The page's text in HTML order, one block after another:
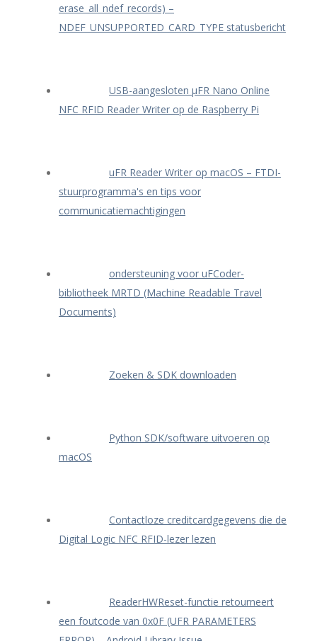
erase_all_ndef_records) –
NDEF_UNSUPPORTED_CARD_TYPE statusbericht
USB-aangesloten μFR Nano Online
NFC RFID Reader Writer op de Raspberry Pi
uFR Reader Writer op macOS – FTDI-
stuurprogramma's en tips voor
communicatiemachtigingen
ondersteuning voor uFCoder-
bibliotheek MRTD (Machine Readable Travel
Documents)
Zoeken & SDK downloaden
Python SDK/software uitvoeren op
macOS
Contactloze creditcardgegevens die de
Digital Logic NFC RFID-lezer lezen
ReaderHWReset-functie retourneert
een foutcode van 0x0F (UFR PARAMETERS